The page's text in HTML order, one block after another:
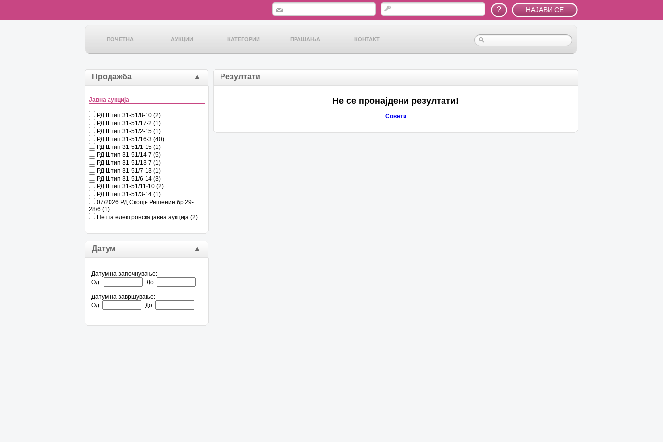
?
ПОЧЕТНА АУКЦИИ КАТЕГОРИИ ПРАШАЊА КОНТАКТ
Продажба ▲
Јавна аукција
РД Штип 31-51/8-10 (2)
РД Штип 31-51/17-2 (1)
РД Штип 31-51/2-15 (1)
РД Штип 31-51/16-3 (40)
РД Штип 31-51/1-15 (1)
РД Штип 31-51/14-7 (5)
РД Штип 31-51/13-7 (1)
РД Штип 31-51/7-13 (1)
РД Штип 31-51/6-14 (3)
РД Штип 31-51/11-10 (2)
РД Штип 31-51/3-14 (1)
07/2026 РД Скопје Решение бр.29-
28/6 (1)
Петта електронска јавна аукција (2)
Датум ▲
Датум на започнување:
Од :
До:
Датум на завршување:
Од:
До:
Резултати
Не се пронајдени резултати!
Совети